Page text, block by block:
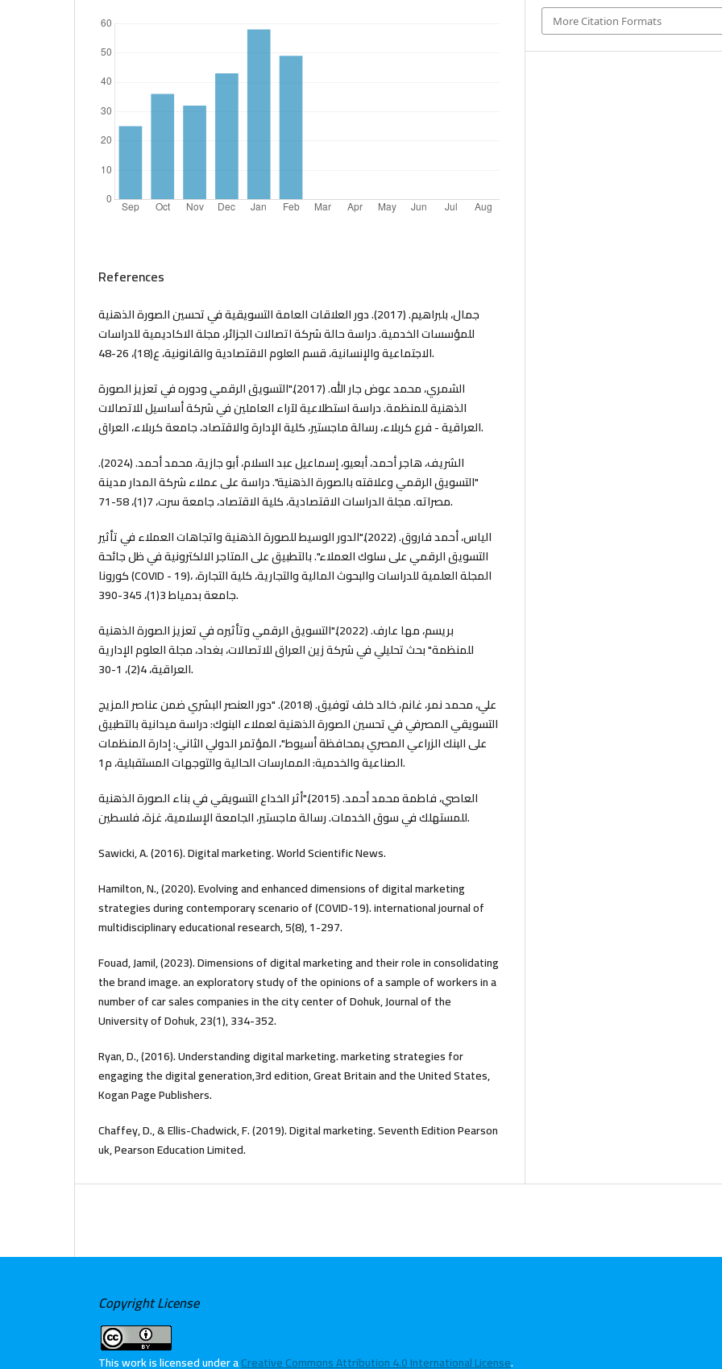
References
جمال، بلبراهيم. (2017). دور العلاقات العامة التسويقية في تحسين الصورة الذهنية
للمؤسسات الخدمية. دراسة حالة شركة اتصالات الجزائر، مجلة الاكاديمية للدراسات
الاجتماعية والإنسانية، قسم العلوم الاقتصادية والقانونية، ع(18)، 26-48.
الشمري، محمد عوض جار الله. (2017)."التسويق الرقمي ودوره في تعزيز الصورة
الذهنية للمنظمة. دراسة استطلاعية لآراء العاملين في شركة أساسيل للاتصالات
العراقية - فرع كربلاء، رسالة ماجستير، كلية الإدارة والاقتصاد، جامعة كربلاء، العراق.
الشريف، هاجر أحمد، أبعيو، إسماعيل عبد السلام، أبو جازية، محمد أحمد. (2024).
"التسويق الرقمي وعلاقته بالصورة الذهنية". دراسة على عملاء شركة المدار مدينة
مصراته. مجلة الدراسات الاقتصادية، كلية الاقتصاد، جامعة سرت، 7(1)، 58-71.
الياس، أحمد فاروق. (2022)."الدور الوسيط للصورة الذهنية واتجاهات العملاء في تأثير
التسويق الرقمي على سلوك العملاء". بالتطبيق على المتاجر الالكترونية في ظل جائحة
كورونا (COVID - 19)، المجلة العلمية للدراسات والبحوث المالية والتجارية، كلية التجارة،
جامعة بدمياط 3(1)، 345-390.
بريسم، مها عارف. (2022)."التسويق الرقمي وتأثيره في تعزيز الصورة الذهنية
للمنظمة" بحث تحليلي في شركة زين العراق للاتصالات، بغداد، مجلة العلوم الإدارية
العراقية، 4(2)، 1-30.
علي، محمد نمر، غانم، خالد خلف توفيق. (2018). "دور العنصر البشري ضمن عناصر المزيج
التسويقي المصرفي في تحسين الصورة الذهنية لعملاء البنوك: دراسة ميدانية بالتطبيق
على البنك الزراعي المصري بمحافظة أسيوط"، المؤتمر الدولي الثاني: إدارة المنظمات
الصناعية والخدمية: الممارسات الحالية والتوجهات المستقبلية، م1.
العاصي، فاطمة محمد أحمد. (2015)."أثر الخداع التسويقي في بناء الصورة الذهنية
للمستهلك في سوق الخدمات. رسالة ماجستير، الجامعة الإسلامية، غزة، فلسطين.
Sawicki, A. (2016). Digital marketing. World Scientific News.
Hamilton, N., (2020). Evolving and enhanced dimensions of digital marketing
strategies during contemporary scenario of (COVID-19). international journal of
multidisciplinary educational research, 5(8), 1-297.
Fouad, Jamil, (2023). Dimensions of digital marketing and their role in consolidating
the brand image. an exploratory study of the opinions of a sample of workers in a
number of car sales companies in the city center of Dohuk, Journal of the
University of Dohuk, 23(1), 334-352.
Ryan, D., (2016). Understanding digital marketing. marketing strategies for
engaging the digital generation,3rd edition, Great Britain and the United States,
Kogan Page Publishers.
Chaffey, D., & Ellis-Chadwick, F. (2019). Digital marketing. Seventh Edition Pearson
uk, Pearson Education Limited.
More Citation Formats
Copyright License
This work is licensed under aCreative Commons Attribution 4.0 International License.